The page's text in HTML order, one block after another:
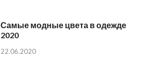
Самые модные цвета в одежде
2020
22.06.2020